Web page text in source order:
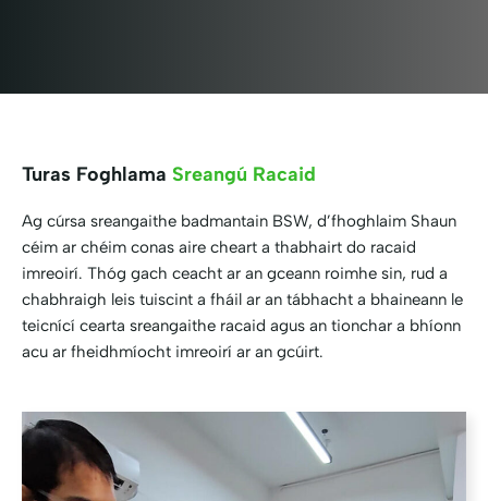
Turas Foghlama Sreangú Racaid
Ag cúrsa sreangaithe badmantain BSW, d’fhoghlaim Shaun
céim ar chéim conas aire cheart a thabhairt do racaid
imreoirí. Thóg gach ceacht ar an gceann roimhe sin, rud a
chabhraigh leis tuiscint a fháil ar an tábhacht a bhaineann le
teicnící cearta sreangaithe racaid agus an tionchar a bhíonn
acu ar fheidhmíocht imreoirí ar an gcúirt.